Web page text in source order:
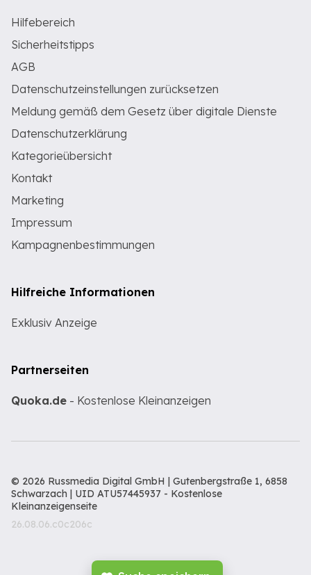
Hilfebereich
Sicherheitstipps
AGB
Datenschutzeinstellungen zurücksetzen
Meldung gemäß dem Gesetz über digitale Dienste
Datenschutzerklärung
Kategorieübersicht
Kontakt
Marketing
Impressum
Kampagnenbestimmungen
Hilfreiche Informationen
Exklusiv Anzeige
Partnerseiten
Quoka.de - Kostenlose Kleinanzeigen
© 2026 Russmedia Digital GmbH | Gutenbergstraße 1, 6858
Schwarzach | UID ATU57445937 - Kostenlose
Kleinanzeigenseite
26.08.06.c0c206c